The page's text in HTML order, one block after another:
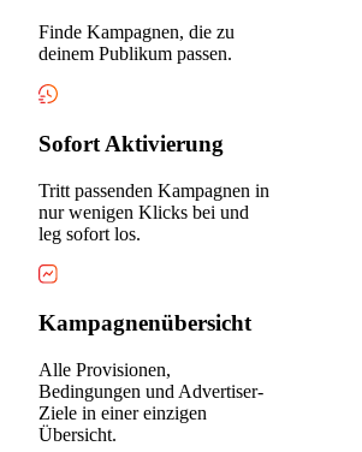
Finde Kampagnen, die zu
deinem Publikum passen.
Sofort Aktivierung
Tritt passenden Kampagnen in
nur wenigen Klicks bei und
leg sofort los.
Kampagnenübersicht
Alle Provisionen,
Bedingungen und Advertiser-
Ziele in einer einzigen
Übersicht.